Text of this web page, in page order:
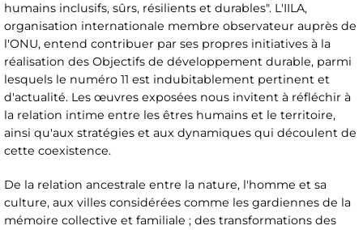
humains inclusifs, sûrs, résilients et durables". L'IILA,
organisation internationale membre observateur auprès de
l'ONU, entend contribuer par ses propres initiatives à la
réalisation des Objectifs de développement durable, parmi
lesquels le numéro 11 est indubitablement pertinent et
d'actualité. Les œuvres exposées nous invitent à réfléchir à
la relation intime entre les êtres humains et le territoire,
ainsi qu'aux stratégies et aux dynamiques qui découlent de
cette coexistence.
De la relation ancestrale entre la nature, l'homme et sa
culture, aux villes considérées comme les gardiennes de la
mémoire collective et familiale ; des transformations des